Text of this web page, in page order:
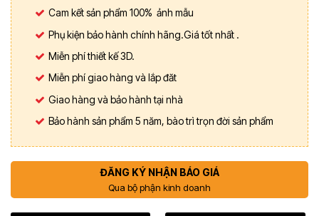
Cam kết sản phẩm 100% ảnh mẫu
Phụ kiện bảo hành chính hãng.Giá tốt nhất .
Miễn phí thiết kế 3D.
Miễn phí giao hàng và lắp đăt
Giao hàng và bảo hành tại nhà
Bảo hành sản phẩm 5 năm, bào trì trọn đời sản phẩm
ĐĂNG KÝ NHẬN BÁO GIÁ
Qua bộ phận kinh doanh